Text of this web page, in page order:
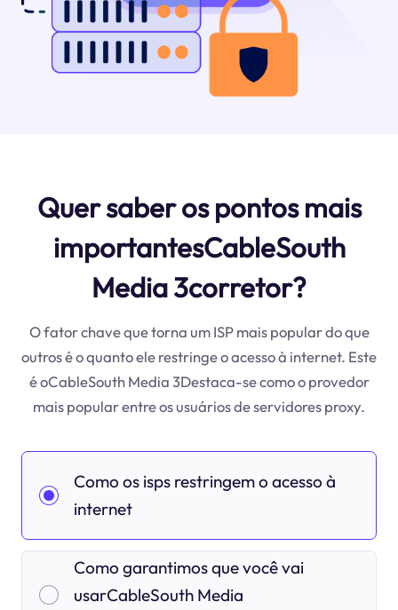
Quer saber os pontos mais
importantesCableSouth
Media 3corretor?
O fator chave que torna um ISP mais popular do que
outros é o quanto ele restringe o acesso à internet. Este
é oCableSouth Media 3Destaca-se como o provedor
mais popular entre os usuários de servidores proxy.
Como os isps restringem o acesso à
internet
Como garantimos que você vai
usarCableSouth Media